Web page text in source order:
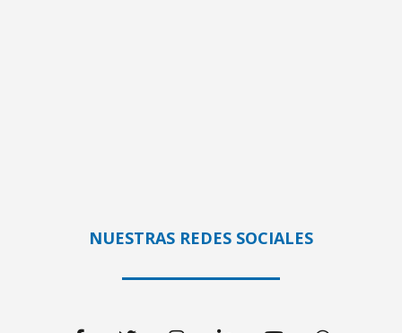
NUESTRAS REDES SOCIALES